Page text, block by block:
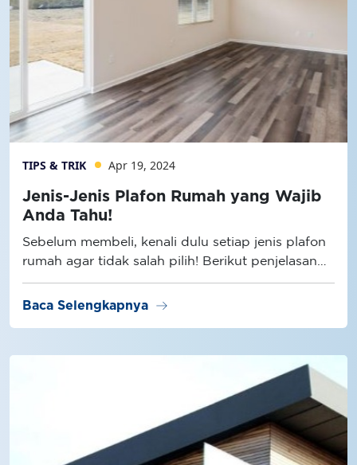
TIPS & TRIK Apr 19, 2024
Jenis-Jenis Plafon Rumah yang Wajib
Anda Tahu!
Sebelum membeli, kenali dulu setiap jenis plafon
rumah agar tidak salah pilih! Berikut penjelasan
selengkapnya.
Baca Selengkapnya arrow_right_alt